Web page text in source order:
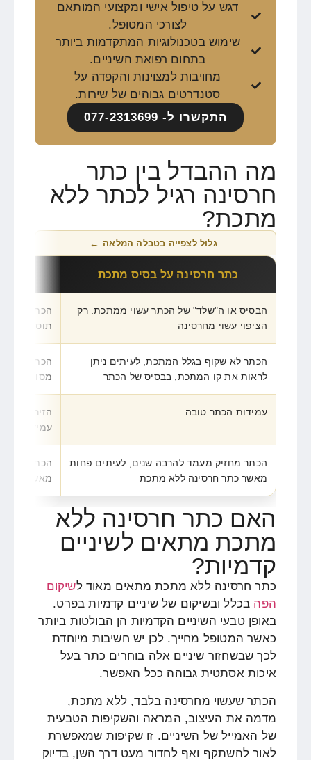
דגש על טיפול אישי ומקצועי המותאם
לצורכי המטופל.
שימוש בטכנולוגיות המתקדמות ביותר
בתחום רפואת השיניים.
מחויבות למצוינות והקפדה על
סטנדרטים גבוהים של שירות.
התקשרו ל- 077-2313699
מה ההבדל בין כתר
חרסינה רגיל לכתר ללא
מתכת?
גלול לצפייה בטבלה המלאה ←
כתר חרסינה על בסיס מתכת
הבסיס או ה"שלד" של הכתר עשוי ממתכת. רק
הציפוי עשוי מחרסינה
הכתר מיוצר
תוספות
הכתר לא שקוף בגלל המתכת, לעיתים ניתן
לראות את קו המתכת, בבסיס של הכתר
הכתר נראה
מסוימת
עמידות הכתר טובה
הזירקוניה
עמיד ויציב
הכתר מחזיק מעמד להרבה שנים, לעיתים פחות
מאשר כתר חרסינה ללא מתכת
הכתר
מאשר
האם כתר חרסינה ללא
מתכת מתאים לשיניים
קדמיות?
כתר חרסינה ללא מתכת מתאים מאוד לשיקום
הפה בכלל ובשיקום של שיניים קדמיות בפרט.
באופן טבעי השיניים הקדמיות הן הבולטות ביותר
כאשר המטופל מחייך. לכן יש חשיבות מיוחדת
לכך שבשחזור שיניים אלה בוחרים כתר בעל
איכות אסתטית גבוהה ככל האפשר.
הכתר שעשוי מחרסינה בלבד, ללא מתכת,
מדמה את העיצוב, המראה והשקיפות הטבעית
של האמייל של השיניים. זו שקיפות שמאפשרת
לאור להשתקף ואף לחדור מעט דרך השן, בדיוק